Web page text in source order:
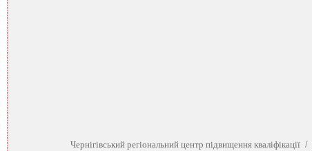
Чернігівський регіональний центр підвищення кваліфікації